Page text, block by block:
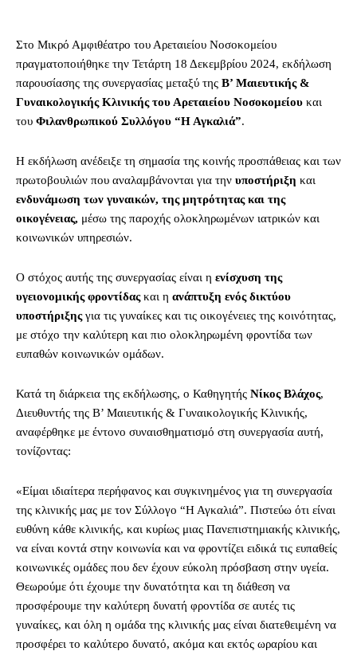
Στο Μικρό Αμφιθέατρο του Αρεταιείου Νοσοκομείου
πραγματοποιήθηκε την Τετάρτη 18 Δεκεμβρίου 2024, εκδήλωση
παρουσίασης της συνεργασίας μεταξύ της Β’ Μαιευτικής &
Γυναικολογικής Κλινικής του Αρεταιείου Νοσοκομείου και
του Φιλανθρωπικού Συλλόγου “Η Αγκαλιά”.
Η εκδήλωση ανέδειξε τη σημασία της κοινής προσπάθειας και των
πρωτοβουλιών που αναλαμβάνονται για την υποστήριξη και
ενδυνάμωση των γυναικών, της μητρότητας και της
οικογένειας, μέσω της παροχής ολοκληρωμένων ιατρικών και
κοινωνικών υπηρεσιών.
Ο στόχος αυτής της συνεργασίας είναι η ενίσχυση της
υγειονομικής φροντίδαςκαι η ανάπτυξη ενός δικτύου
υποστήριξηςγια τις γυναίκες και τις οικογένειες της κοινότητας,
με στόχο την καλύτερη και πιο ολοκληρωμένη φροντίδα των
ευπαθών κοινωνικών ομάδων.
Κατά τη διάρκεια της εκδήλωσης, ο Καθηγητής Νίκος Βλάχος,
Διευθυντής της Β’ Μαιευτικής & Γυναικολογικής Κλινικής,
αναφέρθηκε με έντονο συναισθηματισμό στη συνεργασία αυτή,
τονίζοντας:
«Είμαι ιδιαίτερα περήφανος και συγκινημένος για τη συνεργασία
της κλινικής μας με τον Σύλλογο “Η Αγκαλιά”. Πιστεύω ότι είναι
ευθύνη κάθε κλινικής, και κυρίως μιας Πανεπιστημιακής κλινικής,
να είναι κοντά στην κοινωνία και να φροντίζει ειδικά τις ευπαθείς
κοινωνικές ομάδες που δεν έχουν εύκολη πρόσβαση στην υγεία.
Θεωρούμε ότι έχουμε την δυνατότητα και τη διάθεση να
προσφέρουμε την καλύτερη δυνατή φροντίδα σε αυτές τις
γυναίκες, και όλη η ομάδα της κλινικής μας είναι διατεθειμένη να
προσφέρει το καλύτερο δυνατό, ακόμα και εκτός ωραρίου και